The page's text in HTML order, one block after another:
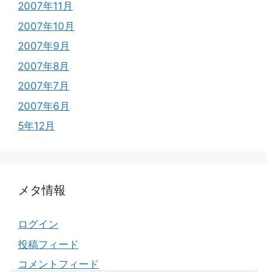
2007年11月
2007年10月
2007年9月
2007年8月
2007年7月
2007年6月
5年12月
メタ情報
ログイン
投稿フィード
コメントフィード